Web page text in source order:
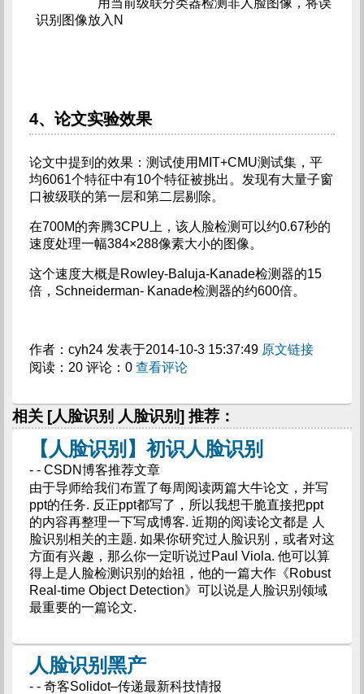
用当前级联分类器检测非人脸图像，将误
识别图像放入N
4、论文实验效果
论文中提到的效果：测试使用MIT+CMU测试集，平
均6061个特征中有10个特征被挑出。发现有大量子窗
口被级联的第一层和第二层剔除。
在700M的奔腾3CPU上，该人脸检测可以约0.67秒的
速度处理一幅384×288像素大小的图像。
这个速度大概是Rowley-Baluja-Kanade检测器的15
倍，Schneiderman- Kanade检测器的约600倍。
作者：cyh24 发表于2014-10-3 15:37:49 原文链接
阅读：20 评论：0 查看评论
相关 [人脸识别 人脸识别] 推荐：
【人脸识别】初识人脸识别
- - CSDN博客推荐文章
由于导师给我们布置了每周阅读两篇大牛论文，并写
ppt的任务. 反正ppt都写了，所以我想干脆直接把ppt
的内容再整理一下写成博客. 近期的阅读论文都是 人
脸识别相关的主题. 如果你研究过人脸识别，或者对这
方面有兴趣，那么你一定听说过Paul Viola. 他可以算
得上是人脸检测识别的始祖，他的一篇大作《Robust
Real-time Object Detection》可以说是人脸识别领域
最重要的一篇论文.
人脸识别黑产
- - 奇客Solidot–传递最新科技情报